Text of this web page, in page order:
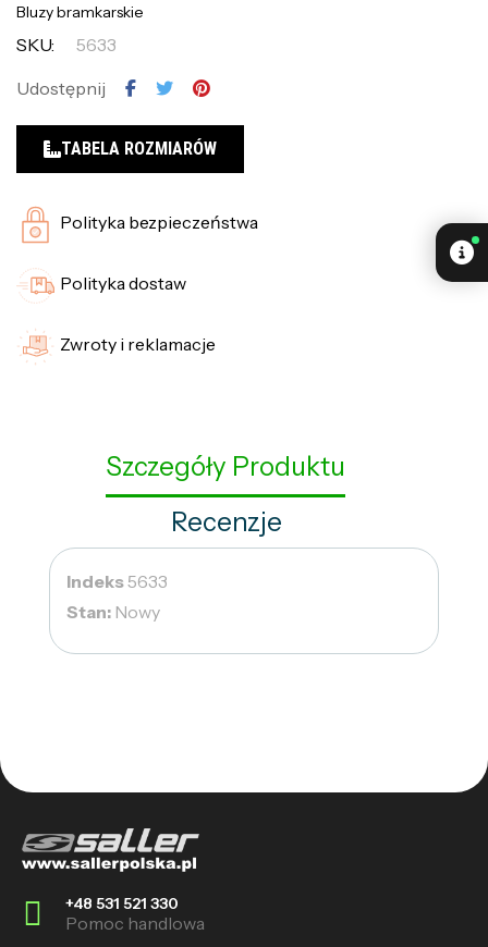
Bluzy bramkarskie
SKU:
5633
Udostępnij
TABELA ROZMIARÓW
Polityka bezpieczeństwa
Polityka dostaw
Zwroty i reklamacje
Szczegóły Produktu
Recenzje
Indeks5633
Stan: Nowy
+48 531 521 330
Pomoc handlowa